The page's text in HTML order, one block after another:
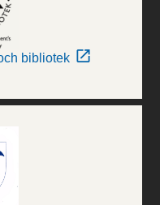
bibliotek